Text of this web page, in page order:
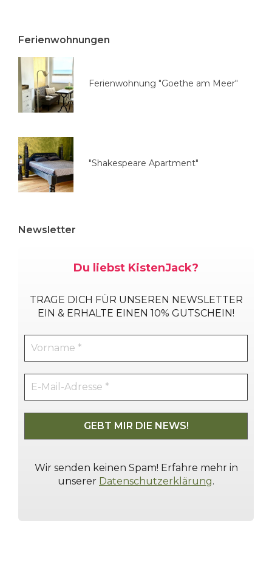
ä
h
e
n
Ferienwohnungen
Ferienwohnung "Goethe am Meer"
"Shakespeare Apartment"
Newsletter
Du liebst KistenJack?
TRAGE DICH FÜR UNSEREN NEWSLETTER
EIN & ERHALTE EINEN 10% GUTSCHEIN!
Wir senden keinen Spam! Erfahre mehr in
unserer Datenschutzerklärung.